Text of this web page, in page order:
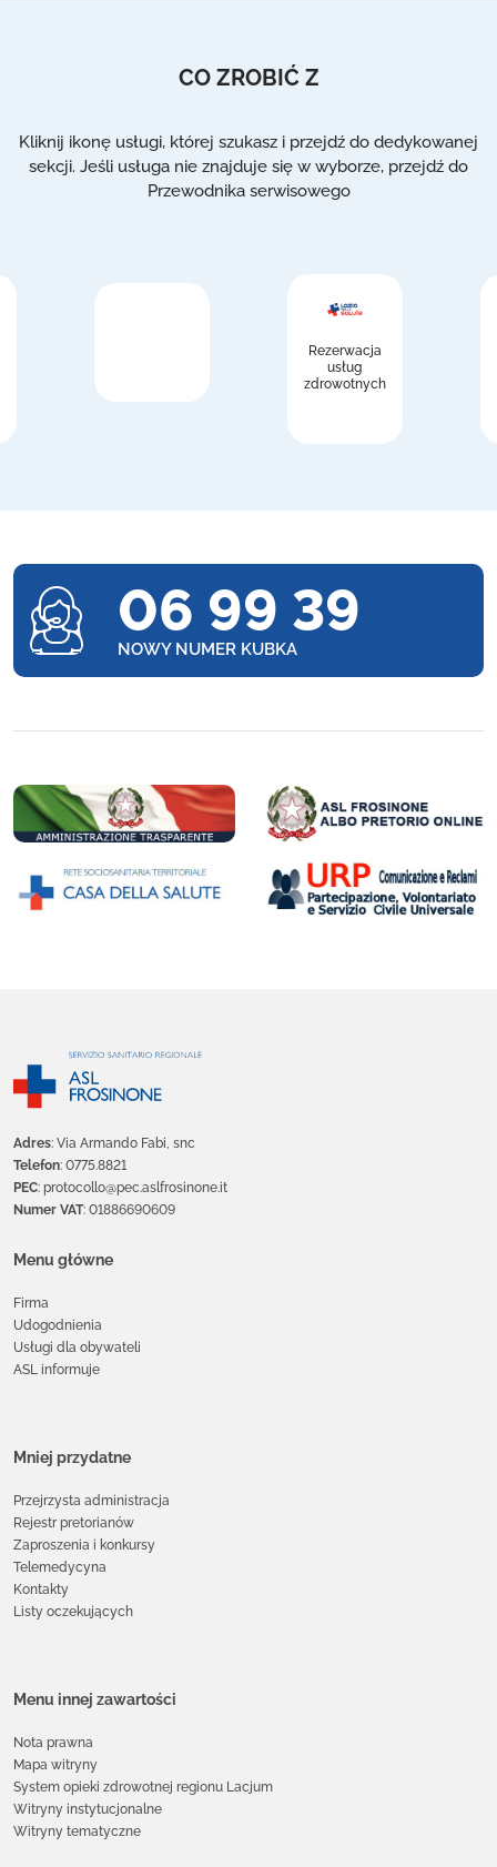
CO ZROBIĆ Z
Kliknij ikonę usługi, której szukasz i przejdź do dedykowanej
sekcji. Jeśli usługa nie znajduje się w wyborze, przejdź do
Przewodnika serwisowego
Rezerwacja
usług
zdrowotnych
06 99 39
NOWY NUMER KUBKA
Adres: Via Armando Fabi, snc
Telefon: 0775.8821
PEC: protocollo@pec.aslfrosinone.it
Numer VAT: 01886690609
Menu główne
Firma
Udogodnienia
Usługi dla obywateli
ASL informuje
Mniej przydatne
Przejrzysta administracja
Rejestr pretorianów
Zaproszenia i konkursy
Telemedycyna
Kontakty
Listy oczekujących
Menu innej zawartości
Nota prawna
Mapa witryny
System opieki zdrowotnej regionu Lacjum
Witryny instytucjonalne
Witryny tematyczne